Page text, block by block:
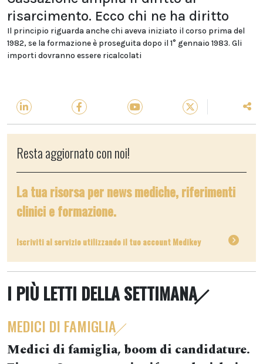
risarcimento. Ecco chi ne ha diritto
Il principio riguarda anche chi aveva iniziato il corso prima del
1982, se la formazione è proseguita dopo il 1° gennaio 1983. Gli
importi dovranno essere ricalcolati
Resta aggiornato con noi!
La tua risorsa per news mediche, riferimenti
clinici e formazione.
Iscriviti al servizio utilizzando il tuo account Medikey
I PIÙ LETTI DELLA SETTIMANA
MEDICI DI FAMIGLIA
Medici di famiglia, boom di candidature.